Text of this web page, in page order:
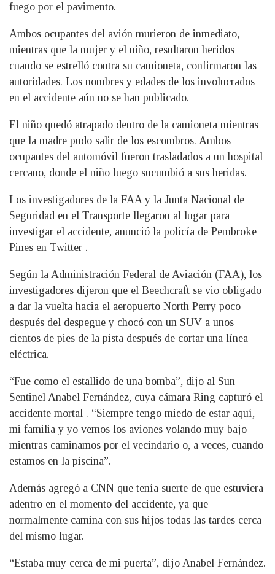
fuego por el pavimento.
Ambos ocupantes del avión murieron de inmediato,
mientras que la mujer y el niño, resultaron heridos
cuando se estrelló contra su camioneta, confirmaron las
autoridades. Los nombres y edades de los involucrados
en el accidente aún no se han publicado.
El niño quedó atrapado dentro de la camioneta mientras
que la madre pudo salir de los escombros. Ambos
ocupantes del automóvil fueron trasladados a un hospital
cercano, donde el niño luego sucumbió a sus heridas.
Los investigadores de la FAA y la Junta Nacional de
Seguridad en el Transporte llegaron al lugar para
investigar el accidente, anunció la policía de Pembroke
Pines en Twitter .
Según la Administración Federal de Aviación (FAA), los
investigadores dijeron que el Beechcraft se vio obligado
a dar la vuelta hacia el aeropuerto North Perry poco
después del despegue y chocó con un SUV a unos
cientos de pies de la pista después de cortar una línea
eléctrica.
“Fue como el estallido de una bomba”, dijo al Sun
Sentinel Anabel Fernández, cuya cámara Ring capturó el
accidente mortal . “Siempre tengo miedo de estar aquí,
mi familia y yo vemos los aviones volando muy bajo
mientras caminamos por el vecindario o, a veces, cuando
estamos en la piscina”.
Además agregó a CNN que tenía suerte de que estuviera
adentro en el momento del accidente, ya que
normalmente camina con sus hijos todas las tardes cerca
del mismo lugar.
“Estaba muy cerca de mi puerta”, dijo Anabel Fernández.